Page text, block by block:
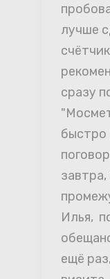
лучше
сразу
быстро
Илья,
ещё